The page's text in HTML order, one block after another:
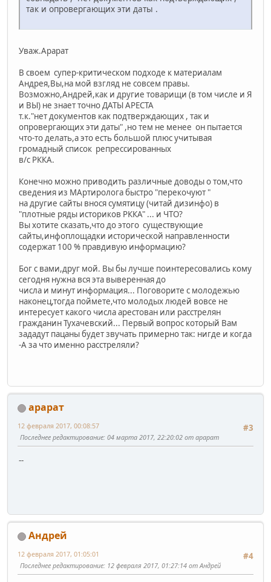
так и опровергающих эти даты .
Уваж.Арарат
В своем супер-критическом подходе к материалам
Андрея,Вы,на мой взгляд не совсем правы.
Возможно,Андрей,как и другие товарищи (в том числе и Я
и ВЫ) не знает точно ДАТЫ АРЕСТА
т.к."нет документов как подтверждающих , так и
опровергающих эти даты" ,но тем не менее он пытается
что-то делать,а это есть большой плюс учитывая
громадный список репрессированных
в/с РККА.
Конечно можно приводить различные доводы о том,что
сведения из МАртиролога быстро "перекочуют "
на другие сайты внося сумятицу (читай дизинфо) в
"плотные ряды историков РККА" ... и ЧТО?
Вы хотите сказать,что до этого существующие
сайты,инфоплощадки исторической направленности
содержат 100 % правдивую информацию?
Бог с вами,друг мой. Вы бы лучше поинтересовались кому
сегодня нужна вся эта выверенная до
числа и минут информация... Поговорите с молодежью
наконец,тогда поймете,что молодых людей вовсе не
интересует какого числа арестован или расстрелян
гражданин Тухачевский... Первый вопрос который Вам
зададут пацаны будет звучать примерно так: нигде и когда
-А за что именно расстреляли?
арарат
#3
12 февраля 2017, 00:08:57
Последнее редактирование: 04 марта 2017, 22:20:02 от арарат
--
Андрей
#4
12 февраля 2017, 01:05:01
Последнее редактирование: 12 февраля 2017, 01:27:14 от Андрей